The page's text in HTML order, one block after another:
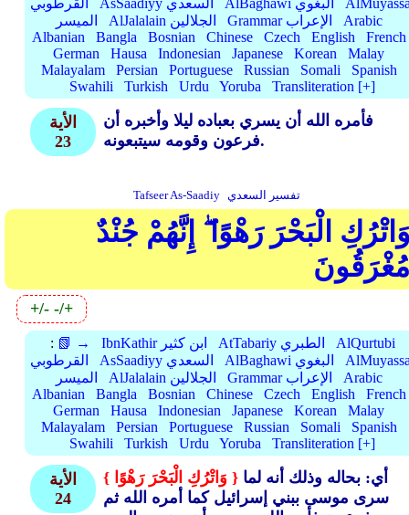
القرطوبي
AsSaadiyy السعدي AlBaghawi البغوي
الميسر
AlJalalain الجلالين Grammar الإعراب
Arabic
Albanian
Bangla Bosnian Chinese Czech English
French
German
Hausa Indonesian Japanese Korean
Malay
Malayalam
Persian Portuguese Russian Somali
Spanish
Swahili
Turkish Urdu Yoruba Transliteration [+]
الأية
23
فأمره الله أن يسري بعباده ليلا وأخبره أن
فرعون وقومه سيتبعونه.
Tafseer As-Saadiy تفسير السعدي
الْبَحْرَ رَهْوًا ۖ إِنَّهُمْ جُنْدٌ
+/--/+
: 📗 → IbnKathir ابن كثير AtTabariy الطبري
AlQurtubi
القرطوبي
AsSaadiyy السعدي AlBaghawi البغوي
الميسر
AlJalalain الجلالين Grammar الإعراب
Arabic
Albanian
Bangla Bosnian Chinese Czech English
French
German
Hausa Indonesian Japanese Korean
Malay
Malayalam
Persian Portuguese Russian Somali
Spanish
Swahili
Turkish Urdu Yoruba Transliteration [+]
الأية
24
{ وَاتْرُكِ الْبَحْرَ رَهْوًا }أي: بحاله وذلك أنه لما
سرى موسى ببني إسرائيل كما أمره الله ثم